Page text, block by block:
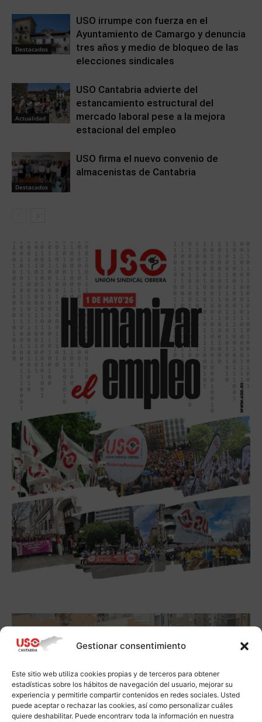
Gestionar consentimiento
Este sitio web utiliza cookies propias y de terceros para obtener
estadísticas sobre los hábitos de navegación del usuario, mejorar su
experiencia y permitirle compartir contenidos en redes sociales. Usted
puede aceptar o rechazar las cookies, así como personalizar cuáles
quiere deshabilitar. Puede encontrarv toda la información en nuestra
Destacados
USO irrumpe con fuerza en el
Ayuntamiento de Camargo y denuncia
tres años y medio de bloqueo de las
elecciones sindicales
Actualidad
USO Cantabria advierte del
estancamiento estructural del
mercado laboral pese a la mejora
estacional del empleo
Destacados
USO firma el nuevo convenio de
almacenistas de Cantabria